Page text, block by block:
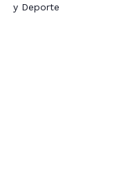
y Deporte